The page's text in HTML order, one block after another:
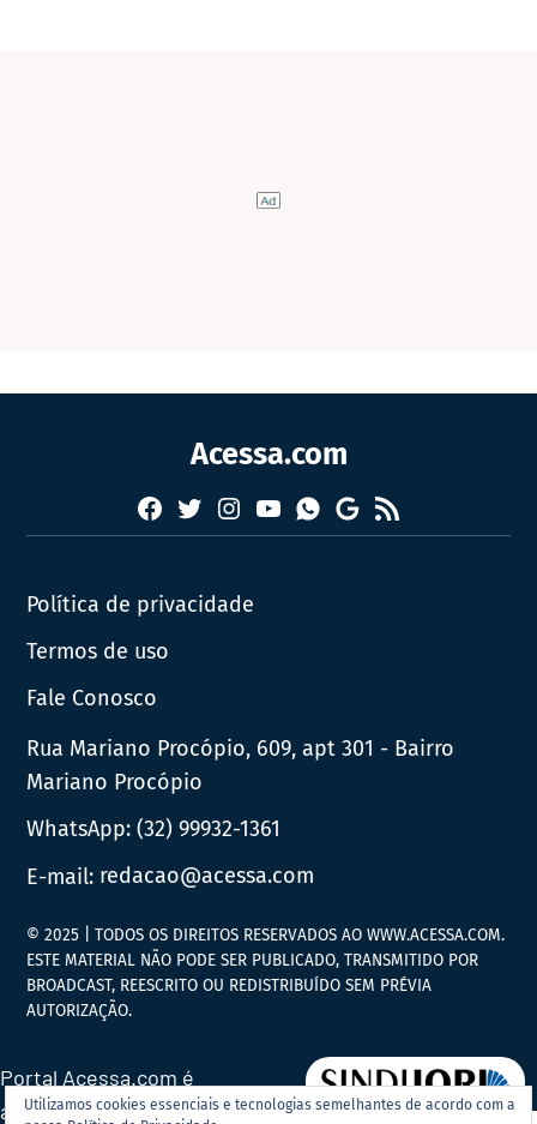
Acessa.com
Facebook
TwitterInstagram
YouTubeWhatsapp
Google
News
RSS
Política de privacidade
Termos de uso
Fale Conosco
Rua Mariano Procópio, 609, apt 301 - Bairro
Mariano Procópio
WhatsApp:(32) 99932-1361
E-mail: redacao@acessa.com
Utilizamos cookies essenciais e tecnologias semelhantes de acordo com a
© 2025 | TODOS OS DIREITOS RESERVADOS AO WWW.ACESSA.COM.
ESTE MATERIAL NÃO PODE SER PUBLICADO, TRANSMITIDO POR
BROADCAST, REESCRITO OU REDISTRIBUÍDO SEM PRÉVIA
AUTORIZAÇÃO.
Portal Acessa.com é
associado ao